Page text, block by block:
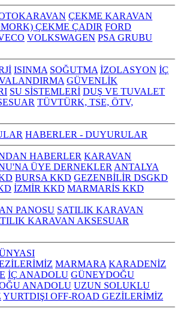
ÇEKME KARAVAN
ÇEKME ÇADIR FORD
VOLKSWAGEN PSA GRUBU
ISINMA SOĞUTMA İZOLASYON İÇ
GÜVENLİK
SU SİSTEMLERİ DUŞ VE TUVALET
TÜVTÜRK, TSE, ÖTV,
HABERLER - DUYURULAR
HABERLER KARAVAN
ÜYE DERNEKLER ANTALYA
BURSA KKD GEZENBİLİR DSGKD
İZMİR KKD MARMARİS KKD
PANOSU SATILIK KARAVAN
KARAVAN AKSESUAR
MARMARA KARADENİZ
İÇ ANADOLU GÜNEYDOĞU
ANADOLU UZUN SOLUKLU
YURTDIŞI OFF-ROAD GEZİLERİMİZ